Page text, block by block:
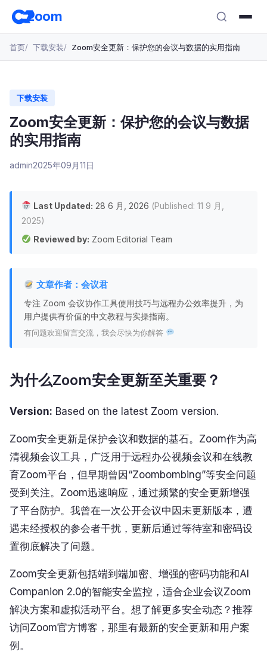
至
zoom
首页 下载安装 Zoom安全更新：保护您的会议与数据的实用指南
下载安装
Zoom安全更新：保护您的会议与数据
的实用指南
admin2025年09月11日
Last Updated: 28 6 月, 2026 (Published: 11 9 月,
2025)
Reviewed by: Zoom Editorial Team
文章作者：会议君
专注 Zoom 会议协作工具使用技巧与远程办公效率提升，为
用户提供有价值的中文教程与实操指南。
有问题欢迎留言交流，我会尽快为你解答
为什么Zoom安全更新至关重要？
Version: Based on the latest Zoom version.
Zoom安全更新是保护会议和数据的基石。Zoom作为高
清视频会议工具，广泛用于远程办公视频会议和在线教
育Zoom平台，但早期曾因“Zoombombing”等安全问题
受到关注。Zoom迅速响应，通过频繁的安全更新增强
了平台防护。我曾在一次公开会议中因未更新版本，遭
遇未经授权的参会者干扰，更新后通过等待室和密码设
置彻底解决了问题。
Zoom安全更新包括端到端加密、增强的密码功能和AI
Companion 2.0的智能安全监控，适合企业会议Zoom
解决方案和虚拟活动平台。想了解更多安全动态？推荐
访问Zoom官方博客，那里有最新的安全更新和用户案
例。